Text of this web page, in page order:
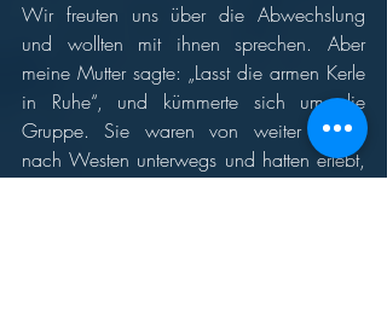
Wir freuten uns über die Abwechslung
und wollten mit ihnen sprechen. Aber
meine Mutter sagte: „Lasst die armen Kerle
in Ruhe“, und kümmerte sich um die
Gruppe. Sie waren von weiter östlich
nach Westen unterwegs und hatten erlebt,